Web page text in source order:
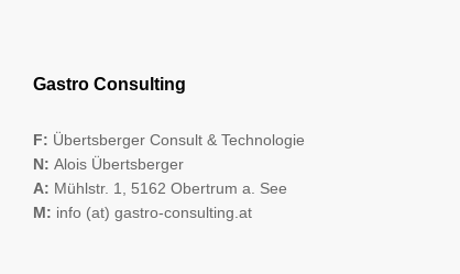
Gastro Consulting
F: Übertsberger Consult & Technologie
N: Alois Übertsberger
A: Mühlstr. 1, 5162 Obertrum a. See
M: info (at) gastro-consulting.at